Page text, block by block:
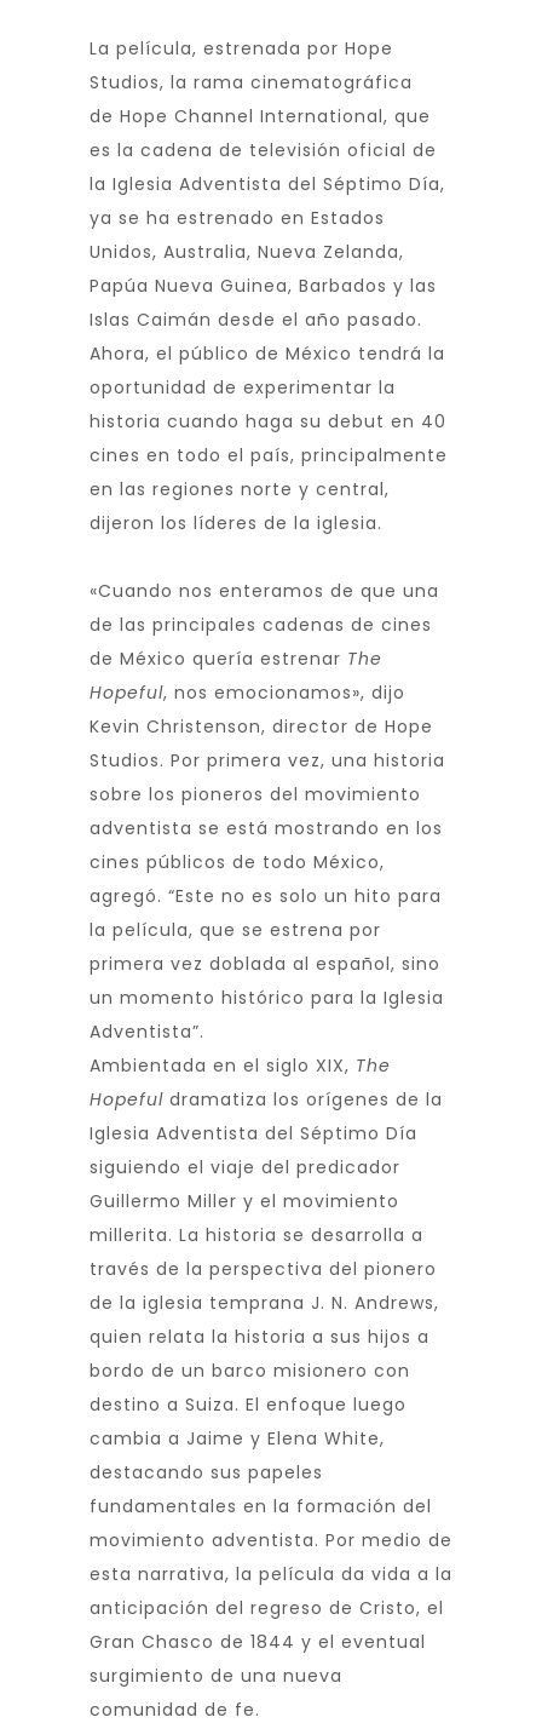
La película, estrenada por Hope
Studios, la rama cinematográfica
de Hope Channel International, que
es la cadena de televisión oficial de
la Iglesia Adventista del Séptimo Día,
ya se ha estrenado en Estados
Unidos, Australia, Nueva Zelanda,
Papúa Nueva Guinea, Barbados y las
Islas Caimán desde el año pasado.
Ahora, el público de México tendrá la
oportunidad de experimentar la
historia cuando haga su debut en 40
cines en todo el país, principalmente
en las regiones norte y central,
dijeron los líderes de la iglesia.
«Cuando nos enteramos de que una
de las principales cadenas de cines
de México quería estrenar The
Hopeful, nos emocionamos», dijo
Kevin Christenson, director de Hope
Studios. Por primera vez, una historia
sobre los pioneros del movimiento
adventista se está mostrando en los
cines públicos de todo México,
agregó. “Este no es solo un hito para
la película, que se estrena por
primera vez doblada al español, sino
un momento histórico para la Iglesia
Adventista”.
Ambientada en el siglo XIX, The
Hopeful dramatiza los orígenes de la
Iglesia Adventista del Séptimo Día
siguiendo el viaje del predicador
Guillermo Miller y el movimiento
millerita. La historia se desarrolla a
través de la perspectiva del pionero
de la iglesia temprana J. N. Andrews,
quien relata la historia a sus hijos a
bordo de un barco misionero con
destino a Suiza. El enfoque luego
cambia a Jaime y Elena White,
destacando sus papeles
fundamentales en la formación del
movimiento adventista. Por medio de
esta narrativa, la película da vida a la
anticipación del regreso de Cristo, el
Gran Chasco de 1844 y el eventual
surgimiento de una nueva
comunidad de fe.